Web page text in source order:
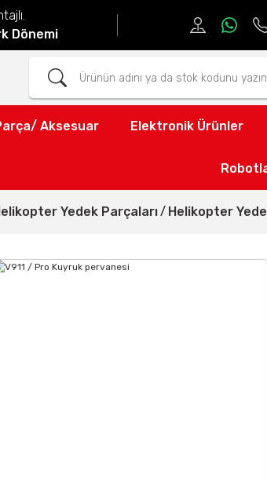
Dönemi
Aksesuar Elektronik Ürünler
Yedek Parçaları Helikopter